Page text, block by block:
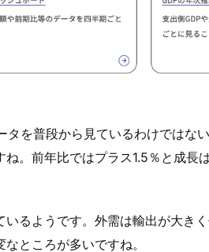
タを普段から見ているわけではな
ね。前年比ではプラス1.5％と成長
いるようです。外需は輸出が大き
ところが多いですね。